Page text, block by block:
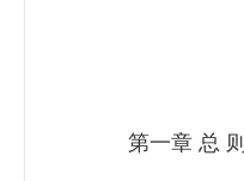
第一章 总 则